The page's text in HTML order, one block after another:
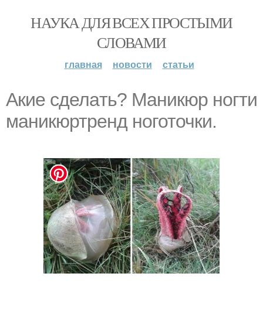
НАУКА ДЛЯ ВСЕХ ПРОСТЫМИ
СЛОВАМИ
главная новости статьи
Aкиe cделaть? Маникюр ногти
маникюртренд ноготочки.